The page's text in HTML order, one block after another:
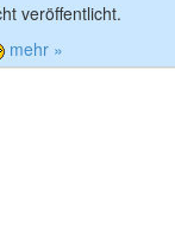
veröffentlicht.
mehr »